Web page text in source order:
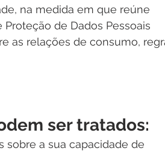
na medida em que reúne
Proteção de Dados Pessoais
as relações de consumo,
ser tratados:
sobre a sua capacidade de